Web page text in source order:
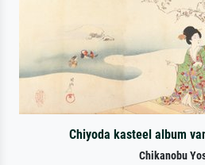
Chiyoda kasteel album
Chikanobu